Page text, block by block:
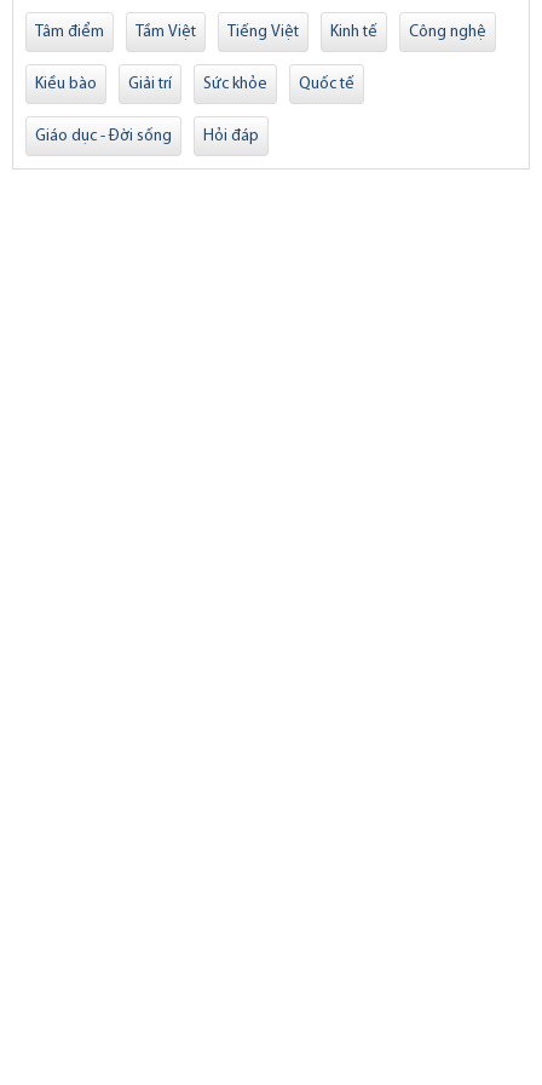
Tâm điểm Tầm Việt Tiếng Việt Kinh tế Công nghệ
Kiều bào Giải trí Sức khỏe Quốc tế
Giáo dục - Đời sống Hỏi đáp